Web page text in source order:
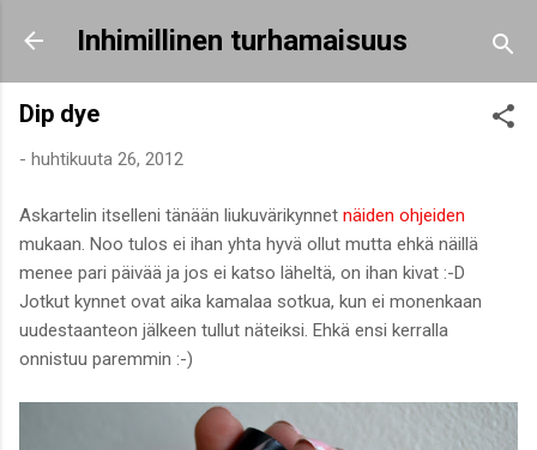
Siirry pääsisältöön
Inhimillinen turhamaisuus
Dip dye
- huhtikuuta 26, 2012
Askartelin itselleni tänään liukuvärikynnet näiden ohjeiden
mukaan. Noo tulos ei ihan yhta hyvä ollut mutta ehkä näillä
menee pari päivää ja jos ei katso läheltä, on ihan kivat :-D
Jotkut kynnet ovat aika kamalaa sotkua, kun ei monenkaan
uudestaanteon jälkeen tullut näteiksi. Ehkä ensi kerralla
onnistuu paremmin :-)